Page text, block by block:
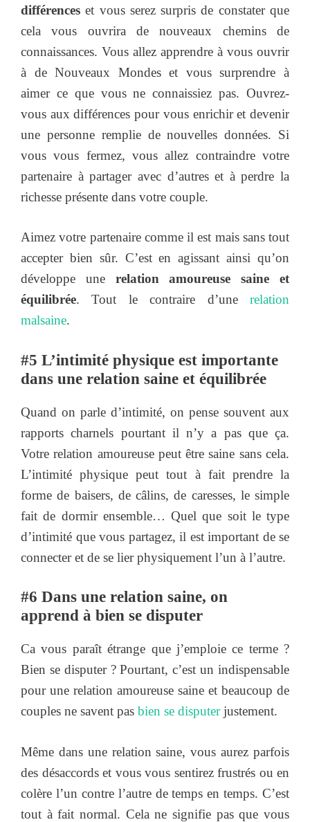
différences et vous serez surpris de constater que
cela vous ouvrira de nouveaux chemins de
connaissances. Vous allez apprendre à vous ouvrir
à de Nouveaux Mondes et vous surprendre à
aimer ce que vous ne connaissiez pas. Ouvrez-
vous aux différences pour vous enrichir et devenir
une personne remplie de nouvelles données. Si
vous vous fermez, vous allez contraindre votre
partenaire à partager avec d’autres et à perdre la
richesse présente dans votre couple.
Aimez votre partenaire comme il est mais sans tout
accepter bien sûr. C’est en agissant ainsi qu’on
développe une relation amoureuse saine et
équilibrée. Tout le contraire d’une relation
malsaine.
#5 L’intimité physique est importante
dans une relation saine et équilibrée
Quand on parle d’intimité, on pense souvent aux
rapports charnels pourtant il n’y a pas que ça.
Votre relation amoureuse peut être saine sans cela.
L’intimité physique peut tout à fait prendre la
forme de baisers, de câlins, de caresses, le simple
fait de dormir ensemble… Quel que soit le type
d’intimité que vous partagez, il est important de se
connecter et de se lier physiquement l’un à l’autre.
#6 Dans une relation saine, on
apprend à bien se disputer
Ca vous paraît étrange que j’emploie ce terme ?
Bien se disputer ? Pourtant, c’est un indispensable
pour une relation amoureuse saine et beaucoup de
couples ne savent pas bien se disputerjustement.
Même dans une relation saine, vous aurez parfois
des désaccords et vous vous sentirez frustrés ou en
colère l’un contre l’autre de temps en temps. C’est
tout à fait normal. Cela ne signifie pas que vous